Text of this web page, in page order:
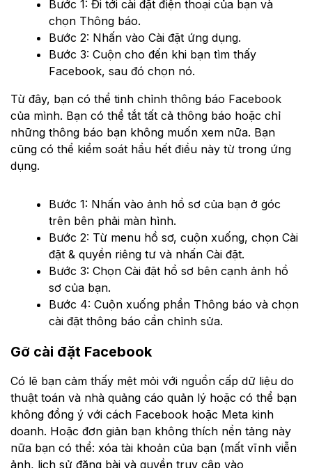
Bước 1: Đi tới cài đặt điện thoại của bạn và
chọn Thông báo.
Bước 2: Nhấn vào Cài đặt ứng dụng.
Bước 3: Cuộn cho đến khi bạn tìm thấy
Facebook, sau đó chọn nó.
Từ đây, bạn có thể tinh chỉnh thông báo Facebook
của mình. Bạn có thể tắt tất cả thông báo hoặc chỉ
những thông báo bạn không muốn xem nữa. Bạn
cũng có thể kiểm soát hầu hết điều này từ trong ứng
dụng.
Bước 1: Nhấn vào ảnh hồ sơ của bạn ở góc
trên bên phải màn hình.
Bước 2: Từ menu hồ sơ, cuộn xuống, chọn Cài
đặt & quyền riêng tư và nhấn Cài đặt.
Bước 3: Chọn Cài đặt hồ sơ bên cạnh ảnh hồ
sơ của bạn.
Bước 4: Cuộn xuống phần Thông báo và chọn
cài đặt thông báo cần chỉnh sửa.
Gỡ cài đặt Facebook
Có lẽ bạn cảm thấy mệt mỏi với nguồn cấp dữ liệu do
thuật toán và nhà quảng cáo quản lý hoặc có thể bạn
không đồng ý với cách Facebook hoặc Meta kinh
doanh. Hoặc đơn giản bạn không thích nền tảng này
nữa bạn có thể: xóa tài khoản của bạn (mất vĩnh viễn
ảnh, lịch sử đăng bài và quyền truy cập vào